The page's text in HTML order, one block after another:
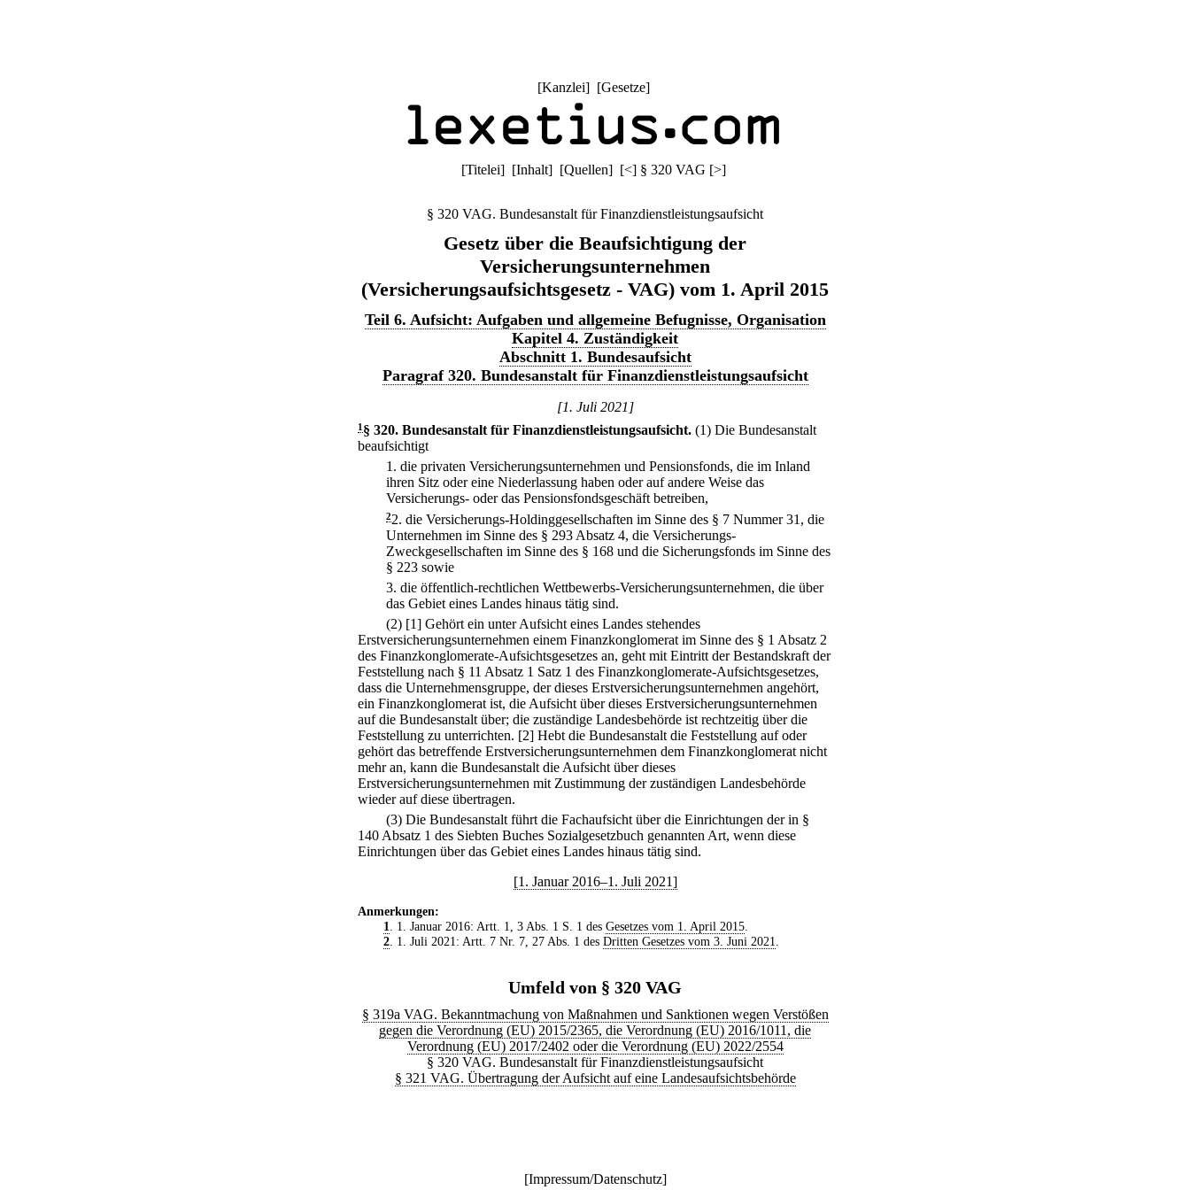
[Kanzlei] [Gesetze]
[Titelei] [Inhalt] [Quellen] [<] § 320 VAG [>]
§ 320 VAG. Bundesanstalt für Finanzdienstleistungsaufsicht
Gesetz über die Beaufsichtigung der
Versicherungsunternehmen
(Versicherungsaufsichtsgesetz - VAG) vom 1. April 2015
Teil 6. Aufsicht: Aufgaben und allgemeine Befugnisse, Organisation
Kapitel 4. Zuständigkeit
Abschnitt 1. Bundesaufsicht
Paragraf 320. Bundesanstalt für Finanzdienstleistungsaufsicht
[1. Juli 2021]
1 § 320. Bundesanstalt für Finanzdienstleistungsaufsicht. (1) Die Bundesanstalt
beaufsichtigt
1. die privaten Versicherungsunternehmen und Pensionsfonds, die im Inland
ihren Sitz oder eine Niederlassung haben oder auf andere Weise das
Versicherungs- oder das Pensionsfondsgeschäft betreiben,
22. die Versicherungs-Holdinggesellschaften im Sinne des § 7 Nummer 31, die
Unternehmen im Sinne des § 293 Absatz 4, die Versicherungs-
Zweckgesellschaften im Sinne des § 168 und die Sicherungsfonds im Sinne des
§ 223 sowie
3. die öffentlich-rechtlichen Wettbewerbs-Versicherungsunternehmen, die über
das Gebiet eines Landes hinaus tätig sind.
(2) [1] Gehört ein unter Aufsicht eines Landes stehendes
Erstversicherungsunternehmen einem Finanzkonglomerat im Sinne des § 1 Absatz 2
des Finanzkonglomerate-Aufsichtsgesetzes an, geht mit Eintritt der Bestandskraft der
Feststellung nach § 11 Absatz 1 Satz 1 des Finanzkonglomerate-Aufsichtsgesetzes,
dass die Unternehmensgruppe, der dieses Erstversicherungsunternehmen angehört,
ein Finanzkonglomerat ist, die Aufsicht über dieses Erstversicherungsunternehmen
auf die Bundesanstalt über; die zuständige Landesbehörde ist rechtzeitig über die
Feststellung zu unterrichten. [2] Hebt die Bundesanstalt die Feststellung auf oder
gehört das betreffende Erstversicherungsunternehmen dem Finanzkonglomerat nicht
mehr an, kann die Bundesanstalt die Aufsicht über dieses
Erstversicherungsunternehmen mit Zustimmung der zuständigen Landesbehörde
wieder auf diese übertragen.
(3) Die Bundesanstalt führt die Fachaufsicht über die Einrichtungen der in §
140 Absatz 1 des Siebten Buches Sozialgesetzbuch genannten Art, wenn diese
Einrichtungen über das Gebiet eines Landes hinaus tätig sind.
[1. Januar 2016–1. Juli 2021]
Anmerkungen:
1. 1. Januar 2016: Artt. 1, 3 Abs. 1 S. 1 des Gesetzes vom 1. April 2015.
2. 1. Juli 2021: Artt. 7 Nr. 7, 27 Abs. 1 des Dritten Gesetzes vom 3. Juni 2021.
Umfeld von § 320 VAG
§ 319a VAG. Bekanntmachung von Maßnahmen und Sanktionen wegen Verstößen
gegen die Verordnung (EU) 2015/2365, die Verordnung (EU) 2016/1011, die
Verordnung (EU) 2017/2402 oder die Verordnung (EU) 2022/2554
§ 320 VAG. Bundesanstalt für Finanzdienstleistungsaufsicht
§ 321 VAG. Übertragung der Aufsicht auf eine Landesaufsichtsbehörde
[Impressum/Datenschutz]